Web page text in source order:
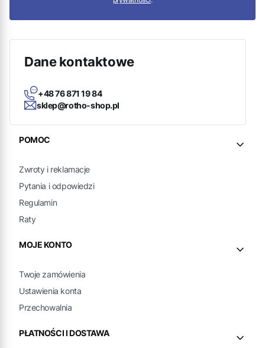
Dane kontaktowe
+48 76 871 19 84
sklep@rotho-shop.pl
Linki w stopce
POMOC
Zwroty i reklamacje
Pytania i odpowiedzi
Regulamin
Raty
MOJE KONTO
Twoje zamówienia
Ustawienia konta
Przechowalnia
PŁATNOŚCI I DOSTAWA